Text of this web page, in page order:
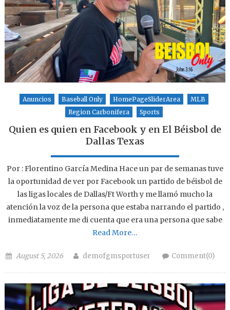
Anuncios Baseball Only HomePageSliderArea
MLB
Region Carbonifera
Sports
Quien es quien en Facebook y en El Béisbol de
Dallas Texas
Por : Florentino García Medina Hace un par de semanas tuve
la oportunidad de ver por Facebook un partido de béisbol de
las ligas locales de Dallas/Ft Worth y me llamó mucho la
atención la voz de la persona que estaba narrando el partido ,
inmediatamente me di cuenta que era una persona que sabe
Read More…
Posted on
August 5, 2026 Author
demofgmsportuser Comment(0)